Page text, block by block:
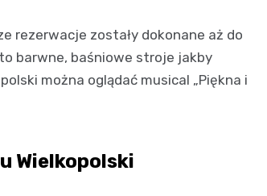
rezerwacje zostały dokonane aż do
barwne, baśniowe stroje jakby
można oglądać musical „Piękna i
Wielkopolski